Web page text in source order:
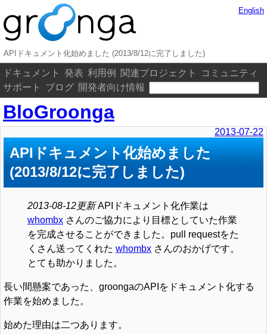
APIドキュメント化始めました (2013/8/12に完了しました)
ドキュメント 発表 利用例 関連プロジェクト
コミュニティ
サポート
ブログ 開発者向け情報
English
BloGroonga
2013-07-22
APIドキュメント化始めました
(2013/8/12に完了しました)
2013-08-12更新APIドキュメント化作業は
whombx さんのご協力により目標としていた作業
を完成させることができました。pull requestをた
くさん送ってくれた whombx さんのおかげです。
とても助かりました。
長い間懸案であった、groongaのAPIをドキュメント化する
作業を始めました。
始めた理由は二つあります。